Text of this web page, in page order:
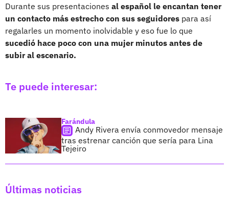
Durante sus presentaciones al español le encantan tener
un contacto más estrecho con sus seguidores para así
regalarles un momento inolvidable y eso fue lo que
sucedió hace poco con una mujer minutos antes de
subir al escenario.
Te puede interesar:
Farándula
Andy Rivera envía conmovedor mensaje
tras estrenar canción que sería para Lina
Tejeiro
Últimas noticias